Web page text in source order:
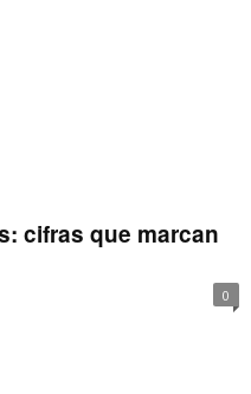
cifras que marcan
0